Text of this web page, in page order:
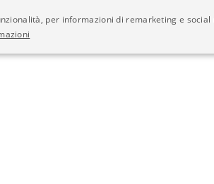
per informazioni di remarketing e social